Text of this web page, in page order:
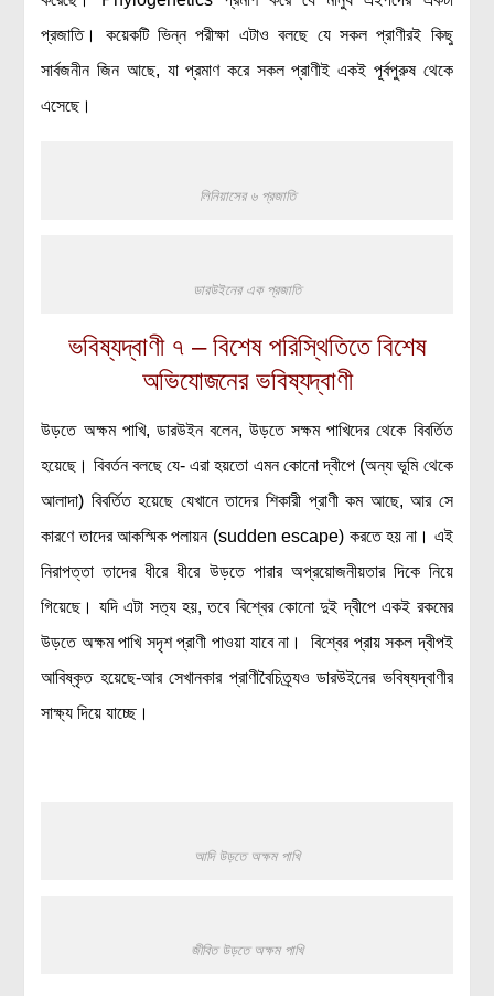
প্রজাতি। কয়েকটি ভিন্ন পরীক্ষা এটাও বলছে যে সকল প্রাণীরই কিছু
সার্বজনীন জিন আছে, যা প্রমাণ করে সকল প্রাণীই একই পূর্বপুরুষ থেকে
এসেছে।
লিনিয়াসের ৬ প্রজাতি
ডারউইনের এক প্রজাতি
ভবিষ্যদ্বাণী ৭ – বিশেষ পরিস্থিতিতে বিশেষ
অভিযোজনের ভবিষ্যদ্বাণী
উড়তে অক্ষম পাখি, ডারউইন বলেন, উড়তে সক্ষম পাখিদের থেকে বিবর্তিত
হয়েছে। বিবর্তন বলছে যে- এরা হয়তো এমন কোনো দ্বীপে (অন্য ভূমি থেকে
আলাদা) বিবর্তিত হয়েছে যেখানে তাদের শিকারী প্রাণী কম আছে, আর সে
কারণে তাদের আকস্মিক পলায়ন (sudden escape) করতে হয় না। এই
নিরাপত্তা তাদের ধীরে ধীরে উড়তে পারার অপ্রয়োজনীয়তার দিকে নিয়ে
গিয়েছে। যদি এটা সত্য হয়, তবে বিশ্বের কোনো দুই দ্বীপে একই রকমের
উড়তে অক্ষম পাখি সদৃশ প্রাণী পাওয়া যাবে না। বিশ্বের প্রায় সকল দ্বীপই
আবিষ্কৃত হয়েছে-আর সেখানকার প্রাণীবৈচিত্র্যও ডারউইনের ভবিষ্যদ্বাণীর
সাক্ষ্য দিয়ে যাচ্ছে।
আদি উড়তে অক্ষম পাখি
জীবিত উড়তে অক্ষম পাখি